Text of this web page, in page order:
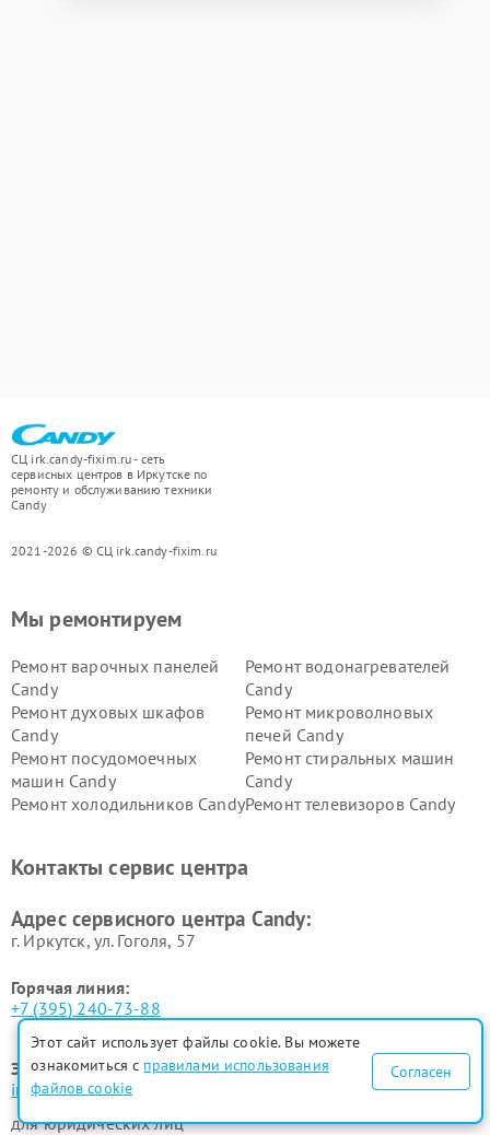
СЦ irk.candy-fixim.ru - сеть
сервисных центров в Иркутске по
ремонту и обслуживанию техники
Candy
2021-2026 © СЦ irk.candy-fixim.ru
Мы ремонтируем
Ремонт варочных панелей
Candy
Ремонт водонагревателей
Candy
Ремонт духовых шкафов
Candy
Ремонт микроволновых
печей Candy
Ремонт посудомоечных
машин Candy
Ремонт стиральных машин
Candy
Ремонт холодильников CandyРемонт телевизоров Candy
Контакты сервис центра
Адрес сервисного центра Candy:
г. Иркутск, ул. ​Гоголя, 57
Горячая линия:
+7 (395) 240-73-88
Электронная почта:
info@candy-fixim.ru
для юридических лиц
Этот сайт использует файлы cookie. Вы можете
ознакомиться с правилами использования
файлов cookie
Согласен